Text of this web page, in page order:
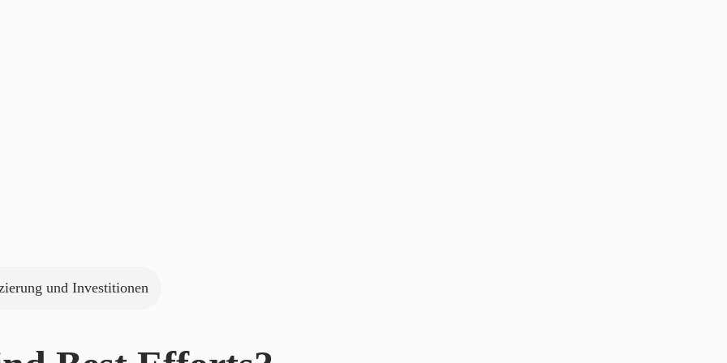
und Investitionen